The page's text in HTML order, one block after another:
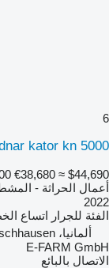
6
kator kn 5000
€38,680 ≈ $44,690
أعمال الحراثة -
2022
الفئة للجرار اتساع
ألمانيا، De-37284 Waldkappel-Bischhausen
E-FARM GmbH
الاتصال بالبائع